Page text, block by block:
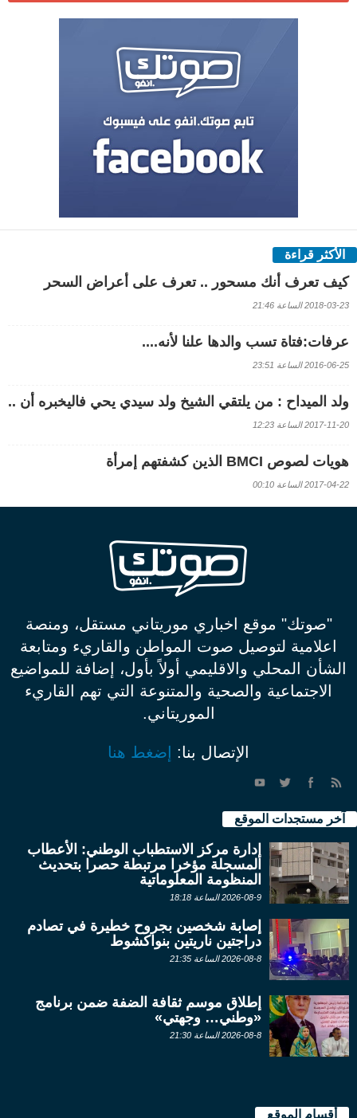
الأكثر قراءة
كيف تعرف أنك مسحور .. تعرف على أعراض السحر
2018-03-23 الساعة 21:46
عرفات:فتاة تسب والدها علنا لأنه....
2016-06-25 الساعة 23:51
ولد الميداح : من يلتقي الشيخ ولد سيدي يحي فاليخبره أن ..
2017-11-20 الساعة 12:23
هويات لصوص BMCI الذين كشفتهم إمرأة
2017-04-22 الساعة 00:10
"صوتك" موقع اخباري موريتاني مستقل، ومنصة
اعلامية لتوصيل صوت المواطن والقاريء ومتابعة
الشأن المحلي والاقليمي أولاً بأول، إضافة للمواضيع
الاجتماعية والصحية والمتنوعة التي تهم القاريء
الموريتاني.
الإتصال بنا: إضغط هنا
آخر مستجدات الموقع
إدارة مركز الاستطباب الوطني: الأعطاب
المسجلة مؤخرا مرتبطة حصرا بتحديث
المنظومة المعلوماتية
2026-08-9 الساعة 18:18
إصابة شخصين بجروح خطيرة في تصادم
دراجتين ناريتين بنواكشوط
2026-08-8 الساعة 21:35
إطلاق موسم ثقافة الضفة ضمن برنامج
«وطني… وجهتي»
2026-08-8 الساعة 21:30
أقسام الموقع